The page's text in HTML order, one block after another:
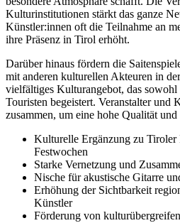
Kulturinstitutionen stärkt das ganze
Künstler:innen oft die Teilnahme an
ihre Präsenz in Tirol erhöht.
Darüber hinaus fördern die
mit anderen kulturellen Akteuren in
vielfältiges Kulturangebot, das sowohl
Touristen begeistert. Veranstalter und
zusammen, um eine hohe Qualität
Kulturelle Ergänzung zu Tiroler
Festwochen
Starke Vernetzung und
Nische für akustische Gitarre
Erhöhung der Sichtbarkeit
Künstler
Förderung von